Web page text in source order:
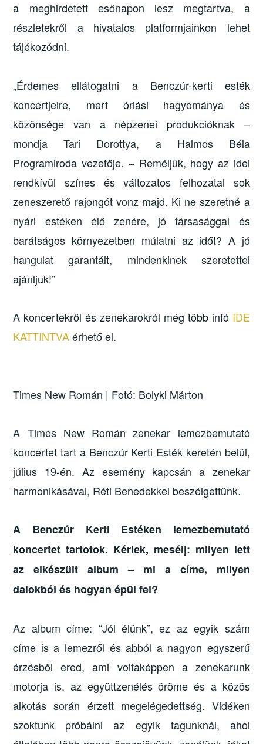
a meghirdetett esőnapon lesz megtartva, a
részletekről a hivatalos platformjainkon lehet
tájékozódni.
„Érdemes ellátogatni a Benczúr-kerti esték
koncertjeire, mert óriási hagyománya és
közönsége van a népzenei produkcióknak –
mondja Tari Dorottya, a Halmos Béla
Programiroda vezetője. – Reméljük, hogy az idei
rendkívül színes és változatos felhozatal sok
zeneszerető rajongót vonz majd. Ki ne szeretné a
nyári estéken élő zenére, jó társasággal és
barátságos környezetben múlatni az időt? A jó
hangulat garantált, mindenkinek szeretettel
ajánljuk!”
A koncertekről és zenekarokról még több infó IDE
KATTINTVAérhető el.
Times New Román | Fotó: Bolyki Márton
A Times New Román zenekar lemezbemutató
koncertet tart a Benczúr Kerti Esték keretén belül,
július 19-én. Az esemény kapcsán a zenekar
harmonikásával, Réti Benedekkel beszélgettünk.
A Benczúr Kerti Estéken lemezbemutató
koncertet tartotok. Kérlek, mesélj: milyen lett
az elkészült album – mi a címe, milyen
dalokból és hogyan épül fel?
Az album címe: “Jól élünk”, ez az egyik szám
címe is a lemezről és abból a nagyon egyszerű
érzésből ered, ami voltaképpen a zenekarunk
motorja is, az együttzenélés öröme és a közös
alkotás során érzett megelégedettség. Vidéken
szoktunk próbálni az egyik tagunknál, ahol